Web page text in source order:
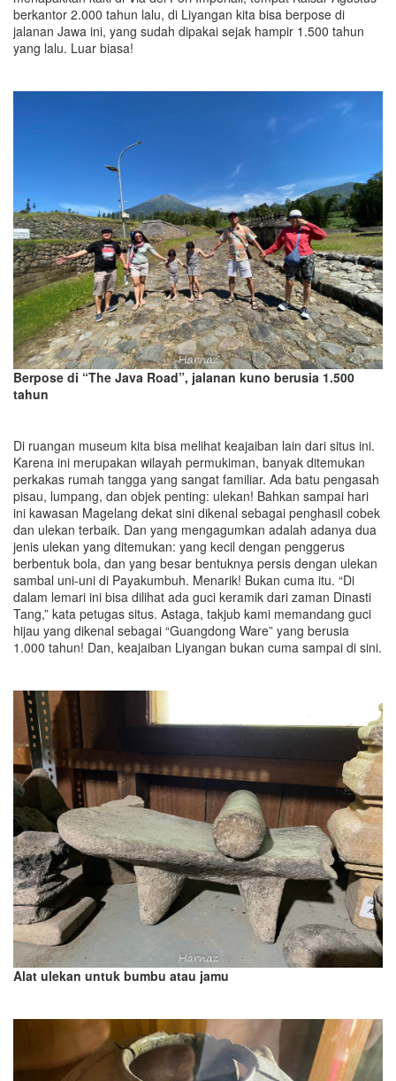
berkantor 2.000 tahun lalu, di Liyangan kita bisa berpose di
jalanan Jawa ini, yang sudah dipakai sejak hampir 1.500 tahun
yang lalu. Luar biasa!
Berpose di “The Java Road”, jalanan kuno berusia 1.500
tahun
Di ruangan museum kita bisa melihat keajaiban lain dari situs ini.
Karena ini merupakan wilayah permukiman, banyak ditemukan
perkakas rumah tangga yang sangat familiar. Ada batu pengasah
pisau, lumpang, dan objek penting: ulekan! Bahkan sampai hari
ini kawasan Magelang dekat sini dikenal sebagai penghasil cobek
dan ulekan terbaik. Dan yang mengagumkan adalah adanya dua
jenis ulekan yang ditemukan: yang kecil dengan penggerus
berbentuk bola, dan yang besar bentuknya persis dengan ulekan
sambal uni-uni di Payakumbuh. Menarik! Bukan cuma itu. “Di
dalam lemari ini bisa dilihat ada guci keramik dari zaman Dinasti
Tang,” kata petugas situs. Astaga, takjub kami memandang guci
hijau yang dikenal sebagai “Guangdong Ware” yang berusia
1.000 tahun! Dan, keajaiban Liyangan bukan cuma sampai di sini.
Alat ulekan untuk bumbu atau jamu